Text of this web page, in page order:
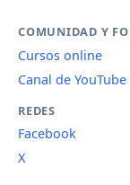
COMUNIDAD Y
Cursos online
Canal de YouTube
REDES
Facebook
X